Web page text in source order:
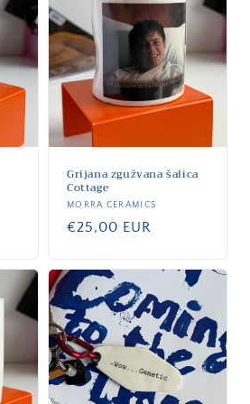
Grijana zgužvana šalica
Cottage
Dobavljač:
MORRA CERAMICS
Standardna
€25,00 EUR